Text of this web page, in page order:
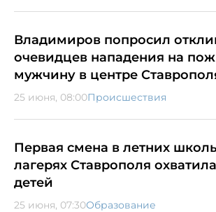
Владимиров попросил
очевидцев нападения на
мужчину в центре
25 июня, 08:00Происшествия
Первая смена в летних
лагерях Ставрополя
детей
25 июня, 07:30Образование